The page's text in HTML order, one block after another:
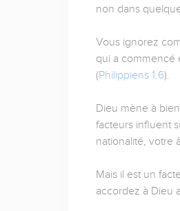
non dans
Vous ignorez
qui a commencé
(Philippiens 1.6).
Dieu mène à
facteurs influent
nationalité, votre
Mais il est un
accordez à Dieu